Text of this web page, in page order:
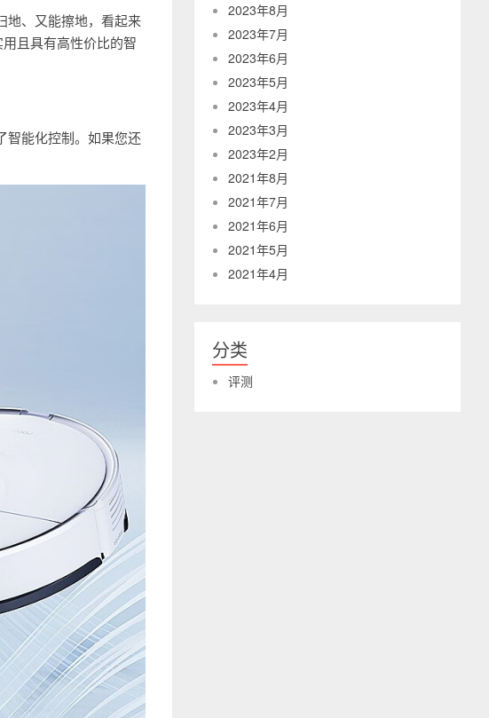
地、又能擦地，看起来
且具有高性价比的智
智能化控制。如果您还
2023年8月
2023年7月
2023年6月
2023年5月
2023年4月
2023年3月
2023年2月
2021年8月
2021年7月
2021年6月
2021年5月
2021年4月
分类
评测